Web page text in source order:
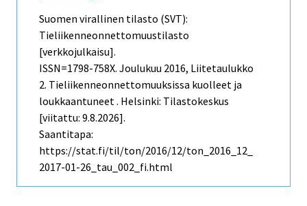
Suomen virallinen tilasto (SVT):
Tieliikenneonnettomuustilasto
[verkkojulkaisu].
ISSN=1798-758X. Joulukuu 2016, Liitetaulukko
2. Tieliikenneonnettomuuksissa kuolleet ja
loukkaantuneet . Helsinki: Tilastokeskus
[viitattu: 9.8.2026].
Saantitapa:
https://stat.fi/til/ton/2016/12/ton_2016_12_
2017-01-26_tau_002_fi.html